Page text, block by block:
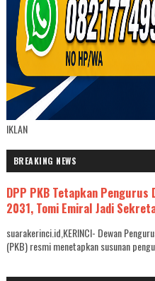
IKLAN
BREAKING NEWS
DPP PKB Tetapkan
2031, Tomi Emiral Jadi
suarakerinci.id,KERINCI- Dewan
(PKB) resmi menetapkan susunan